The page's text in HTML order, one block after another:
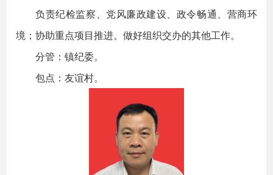
负责纪检监察、党风廉政建设、政令畅通、营商环
境；协助重点项目推进。做好组织交办的其他工作。
分管：镇纪委。
包点：友谊村。